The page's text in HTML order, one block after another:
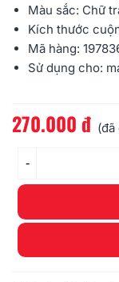
Màu sắc: Chữ
Kích thước
Mã hàng:
Sử dụng cho:
Đọc thêm
270.000 đ (đã
-